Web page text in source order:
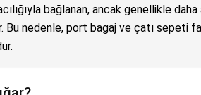
bağlanan, ancak genellikle
Bu nedenle, port bagaj ve çatı sepeti